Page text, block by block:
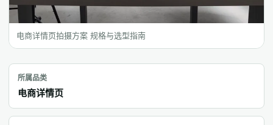
电商详情页拍摄方案 规格与选型指南
所属品类
电商详情页